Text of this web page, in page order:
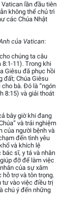
lần đầu tiên
không thể chủ trì
các Chúa Nhật
của Vatican:
chúng ta câu
8:1-11). Trong khi
Giêsu đã phục hồi
đất; Chúa Giêsu
bà. Đó là “ngón
8:15) và giải thoát
bây giờ khi đang
và trải nghiệm
của người bệnh và
đến tình yêu
và khích lệ
sĩ, y tá và nhân
đỡ để làm việc
của sự xâm
hỗ trợ và tôn trọng.
tư vào việc điều trị
chú ý đến những